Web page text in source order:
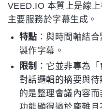
VEED.IO 本質上是線
主要服務於字幕生成。
特點 ：與時間軸結
製作字幕。
限制 ：它並非專為
對話邏輯的摘要與
的是整理會議內容
功能顯得過於龐雜且